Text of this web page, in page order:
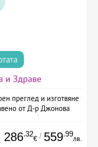
и Здраве
преглед и изготвяне
от Д-р Джонова
286.32
€ / 559.99
лв.